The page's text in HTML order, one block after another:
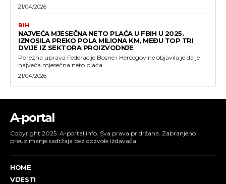
21/04/2026
BIH
NAJVEĆA MJESEČNA NETO PLAĆA U FBIH U 2025.
IZNOSILA PREKO POLA MILIONA KM, MEĐU TOP TRI
DVIJE IZ SEKTORA PROIZVODNJE
Porezna uprava Federacije Bosne i Hercegovine objavila je da je
najveća mjesečna neto plaća...
21/04/2026
A-portal
Copyright 2025. A-portal.info. Sva prava pridržana. Zabranjeno
preuzimanje sadržaja bez dozvole izdavača.
HOME
VIJESTI